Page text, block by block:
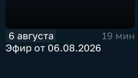
6 августа
19 мин
Эфир от 06.08.2026